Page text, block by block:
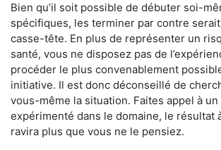
Bien qu’il soit possible de débuter soi-
spécifiques, les terminer par contre serait
casse-tête. En plus de représenter un
santé, vous ne disposez pas de
procéder le plus convenablement
initiative. Il est donc déconseillé de
vous-même la situation. Faites appel à
expérimenté dans le domaine, le résultat
ravira plus que vous ne le pensiez.